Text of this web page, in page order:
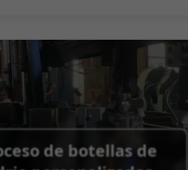
admitidos para los
EXW, FOB, CFR, CIF
Palés + Divisores,
de botellas de